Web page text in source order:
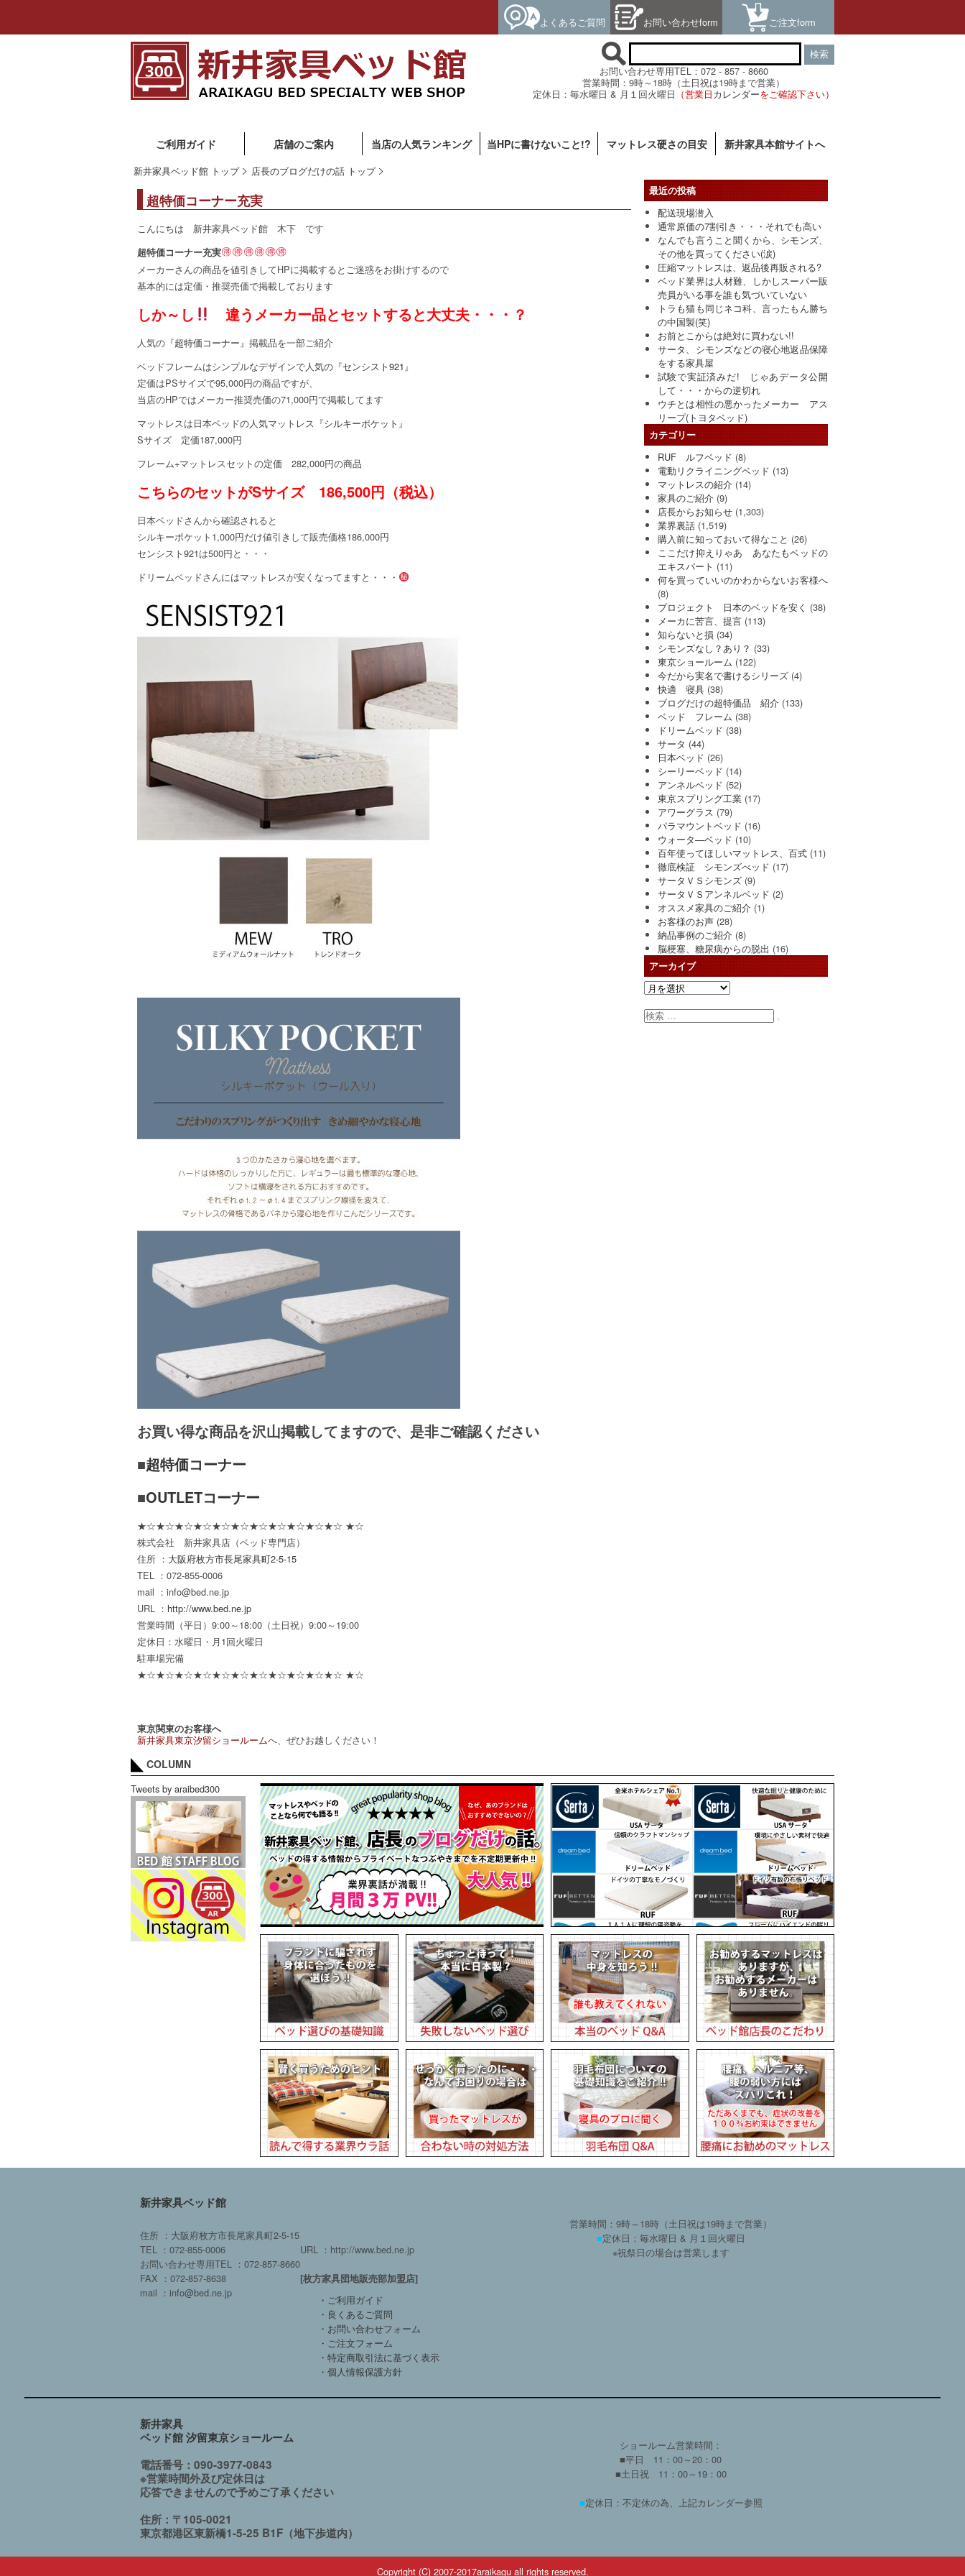
よくあるご質問 お問い合わせform ご注文form
検索
お問い合わせ専用TEL：072 - 857 - 8660
営業時間：9時～18時（土日祝は19時まで営業）
定休日：毎水曜日 & 月１回火曜日 （営業日カレンダーをご確認下さい）
ご利用ガイド 店舗のご案内 当店の人気ランキング 当HPに書けないこと!? マットレス硬さの目安 新井家具本館サイトへ
新井家具ベッド館 トップ 店長のブログだけの話 トップ
超特価コーナー充実
こんにちは 新井家具ベッド館 木下 です
超特価コーナー充実
メーカーさんの商品を値引きしてHPに掲載するとご迷惑をお掛けするので
基本的には定価・推奨売価で掲載しております
しか～し 違うメーカー品とセットすると大丈夫・・・？
人気の『超特価コーナー』掲載品を一部ご紹介
ベッドフレームはシンプルなデザインで人気の『センシスト921 』
定価はPSサイズで95,000円の商品ですが、
当店のHPではメーカー推奨売価の71,000円で掲載してます
マットレスは日本ベッドの人気マットレス『シルキーポケット 』
Sサイズ 定価187,000円
フレーム+マットレスセットの定価 282,000円の商品
こちらのセットがSサイズ 186,500円（税込）
日本ベッドさんから確認されると
シルキーポケット1,000円だけ値引きして販売価格186,000円
センシスト921は500円と・・・
ドリームベッドさんにはマットレスが安くなってますと・・・
お買い得な商品を沢山掲載してますので、是非ご確認ください
■超特価コーナー
■OUTLETコーナー
★☆★☆★☆★☆★☆★☆★☆★☆★☆★☆★☆ ★☆
株式会社 新井家具店（ベッド専門店）
住所 ： 大阪府枚方市長尾家具町2-5-15
TEL ：072-855-0006
mail ：info@bed.ne.jp
URL ： http://www.bed.ne.jp
営業時間（平日）9:00～18:00（土日祝）9:00～19:00
定休日：水曜日・月1回火曜日
駐車場完備
★☆★☆★☆★☆★☆★☆★☆★☆★☆★☆★☆ ★☆
東京関東のお客様へ
新井家具東京汐留ショールームへ、ぜひお越しください！
最近の投稿
配送現場潜入
通常原価の7割引き・・・それでも高い
なんでも言うこと聞くから、シモンズ、
その他を買ってください(涙)
圧縮マットレスは、返品後再販される?
ベッド業界は人材難、しかしスーパー販
売員がいる事を誰も気づいていない
トラも猫も同じネコ科、言ったもん勝ち
の中国製(笑)
お前とこからは絶対に買わない!!
サータ、シモンズなどの寝心地返品保障
をする家具屋
試験で実証済みだ! じゃあデータ公開
して・・・からの逆切れ
ウチとは相性の悪かったメーカー アス
リープ(トヨタベッド)
カテゴリー
RUF ルフベッド (8)
電動リクライニングベッド (13)
マットレスの紹介(14)
家具のご紹介(9)
店長からお知らせ(1,303)
業界裏話(1,519)
購入前に知っておいて得なこと (26)
ここだけ抑えりゃあ あなたもベッドの
エキスパート (11)
何を買っていいのかわからないお客様へ
(8)
プロジェクト 日本のベッドを安く (38)
メーカに苦言、提言(113)
知らないと損 (34)
シモンズなし？あり？ (33)
東京ショールーム (122)
今だから実名で書けるシリーズ(4)
快適 寝具(38)
ブログだけの超特価品 紹介(133)
ベッド フレーム (38)
ドリームベッド (38)
サータ (44)
日本ベッド (26)
シーリーベッド (14)
アンネルベッド (52)
東京スプリング工業(17)
アワーグラス (79)
パラマウントベッド (16)
ウォータ―ベッド (10)
百年使ってほしいマットレス、百式(11)
徹底検証 シモンズべッド (17)
サータＶＳシモンズ(9)
サータＶＳアンネルベッド (2)
オススメ家具のご紹介(1)
お客様のお声(28)
納品事例のご紹介(8)
脳梗塞、糖尿病からの脱出 (16)
アーカイブ
COLUMN
Tweets by araibed300
新井家具ベッド館
住所 ：大阪府枚方市長尾家具町2-5-15
TEL ：072-855-0006
お問い合わせ専用TEL ：072-857-8660
FAX ：072-857-8638
mail ：info@bed.ne.jp
URL ：http://www.bed.ne.jp
[枚方家具団地販売部加盟店]
・ご利用ガイド
・良くあるご質問
・お問い合わせフォーム
・ご注文フォーム
・特定商取引法に基づく表示
・個人情報保護方針
営業時間：9時～18時（土日祝は19時まで営業）
■定休日：毎水曜日 & 月１回火曜日
※祝祭日の場合は営業します
新井家具
ベッド館 汐留東京ショールーム
電話番号：090-3977-0843
※営業時間外及び定休日は
応答できませんので予めご了承ください
住所：〒105-0021
東京都港区東新橋1-5-25 B1F（地下歩道内）
ショールーム営業時間：
■平日 11：00～20：00
■土日祝 11：00～19：00
■定休日：不定休の為、上記カレンダー参照
Copyright (C) 2007-2017araikagu all rights reserved.